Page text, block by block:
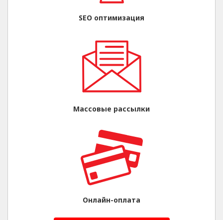
SEO оптимизация
Массовые рассылки
Онлайн-оплата